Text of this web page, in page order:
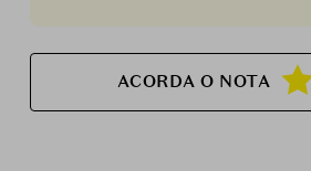
ACORDA O NOTA